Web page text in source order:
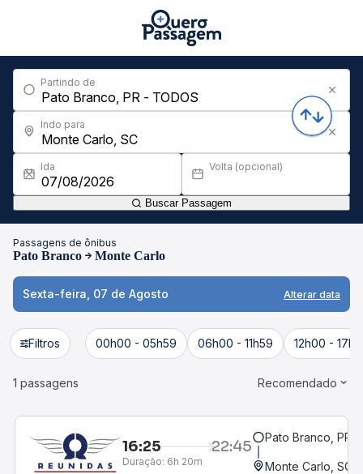
Partindo de
Indo para
Ida Volta (opcional)
Buscar Passagem
Passagens de ônibus
Pato Branco Monte Carlo
Sexta-feira, 07 de Agosto Alterar data
Filtros 00h00 - 05h59 06h00 - 11h59 12h00 -
1 passagens Recomendado
16:25 22:45
Duração: 6h 20m
Pato Branco, PR
Monte Carlo, SC